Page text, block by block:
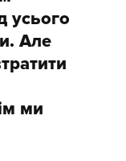
усього
Але
ми